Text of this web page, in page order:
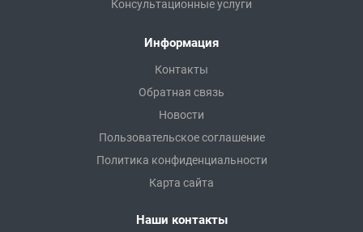
Консультационные услуги
Информация
Контакты
Обратная связь
Новости
Пользовательское соглашение
Политика конфиденциальности
Карта сайта
Наши контакты